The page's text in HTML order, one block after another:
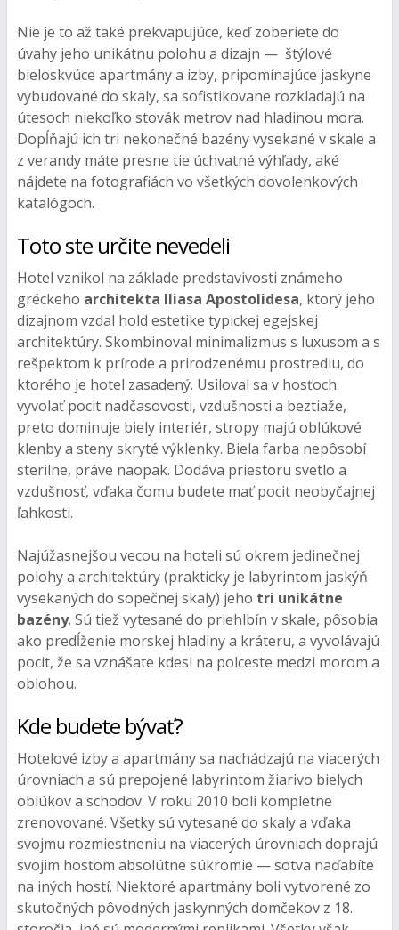
Nie je to až také prekvapujúce, keď zoberiete do
úvahy jeho unikátnu polohu a dizajn — štýlové
bieloskvúce apartmány a izby, pripomínajúce jaskyne
vybudované do skaly, sa sofistikovane rozkladajú na
útesoch niekoľko stovák metrov nad hladinou mora.
Dopĺňajú ich tri nekonečné bazény vysekané v skale a
z verandy máte presne tie úchvatné výhľady, aké
nájdete na fotografiách vo všetkých dovolenkových
katalógoch.
Toto ste určite nevedeli
Hotel vznikol na základe predstavivosti známeho
gréckeho architekta Iliasa Apostolidesa, ktorý jeho
dizajnom vzdal hold estetike typickej egejskej
architektúry. Skombinoval minimalizmus s luxusom a s
rešpektom k prírode a prirodzenému prostrediu, do
ktorého je hotel zasadený. Usiloval sa v hosťoch
vyvolať pocit nadčasovosti, vzdušnosti a beztiaže,
preto dominuje biely interiér, stropy majú oblúkové
klenby a steny skryté výklenky. Biela farba nepôsobí
sterilne, práve naopak. Dodáva priestoru svetlo a
vzdušnosť, vďaka čomu budete mať pocit neobyčajnej
ľahkosti.
Najúžasnejšou vecou na hoteli sú okrem jedinečnej
polohy a architektúry (prakticky je labyrintom jaskýň
vysekaných do sopečnej skaly) jeho tri unikátne
bazény. Sú tiež vytesané do priehlbín v skale, pôsobia
ako predĺženie morskej hladiny a kráteru, a vyvolávajú
pocit, že sa vznášate kdesi na polceste medzi morom a
oblohou.
Kde budete bývať?
Hotelové izby a apartmány sa nachádzajú na viacerých
úrovniach a sú prepojené labyrintom žiarivo bielych
oblúkov a schodov. V roku 2010 boli kompletne
zrenovované. Všetky sú vytesané do skaly a vďaka
svojmu rozmiestneniu na viacerých úrovniach doprajú
svojim hosťom absolútne súkromie — sotva naďabíte
na iných hostí. Niektoré apartmány boli vytvorené zo
skutočných pôvodných jaskynných domčekov z 18.